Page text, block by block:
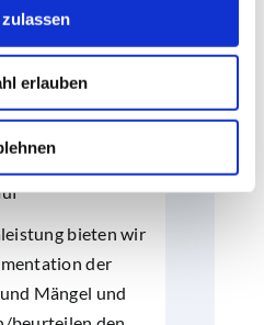
erlauben
die
bieten wir
der
Mängel und